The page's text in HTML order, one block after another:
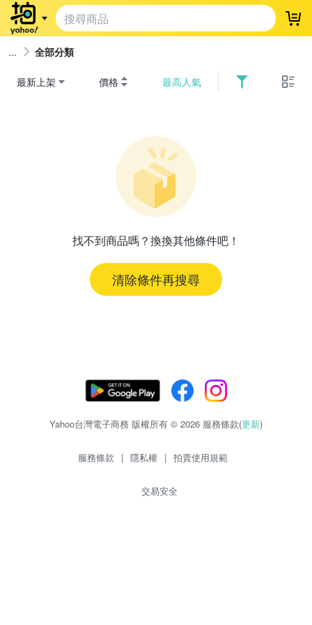
登
全部分類
最新上架 價格 最高人氣
找不到商品嗎？換換其他條件吧！
清除條件再搜尋
Yahoo台灣電子商務 版權所有 © 2026 服務條款(更新)
服務條款 | 隱私權 | 拍賣使用規範
交易安全